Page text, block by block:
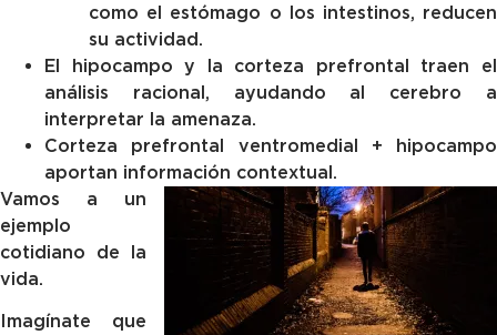
como el estómago o los intestinos, reducen
su actividad.
El hipocampo y la corteza prefrontal traen el
análisis racional, ayudando al cerebro a
interpretar la amenaza.
Corteza prefrontal ventromedial + hipocampo
aportan información contextual.
Vamos a un
ejemplo
cotidiano de la
vida.
Imagínate que